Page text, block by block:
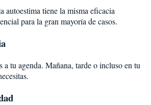
autoestima tiene la misma eficacia
para la gran mayoría de casos.
a tu agenda. Mañana, tarde o incluso en tu